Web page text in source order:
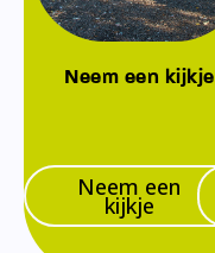
Neem een kijkje
Neem een
kijkje